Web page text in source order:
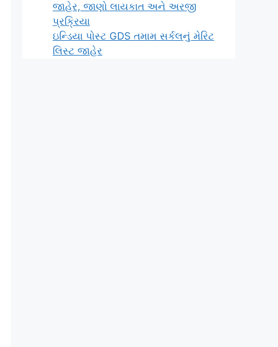
જાહેર, જાણો લાયકાત અને અરજી
પ્રક્રિયા
ઇન્ડિયા પોસ્ટ GDS તમામ સર્કલનું મેરિટ
લિસ્ટ જાહેર